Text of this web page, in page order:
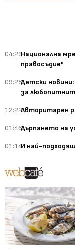
04:29Национална
правосъдие"
09:28Детски
за
12:22Авторитарен
01:46Дърпането на
01:14И най-